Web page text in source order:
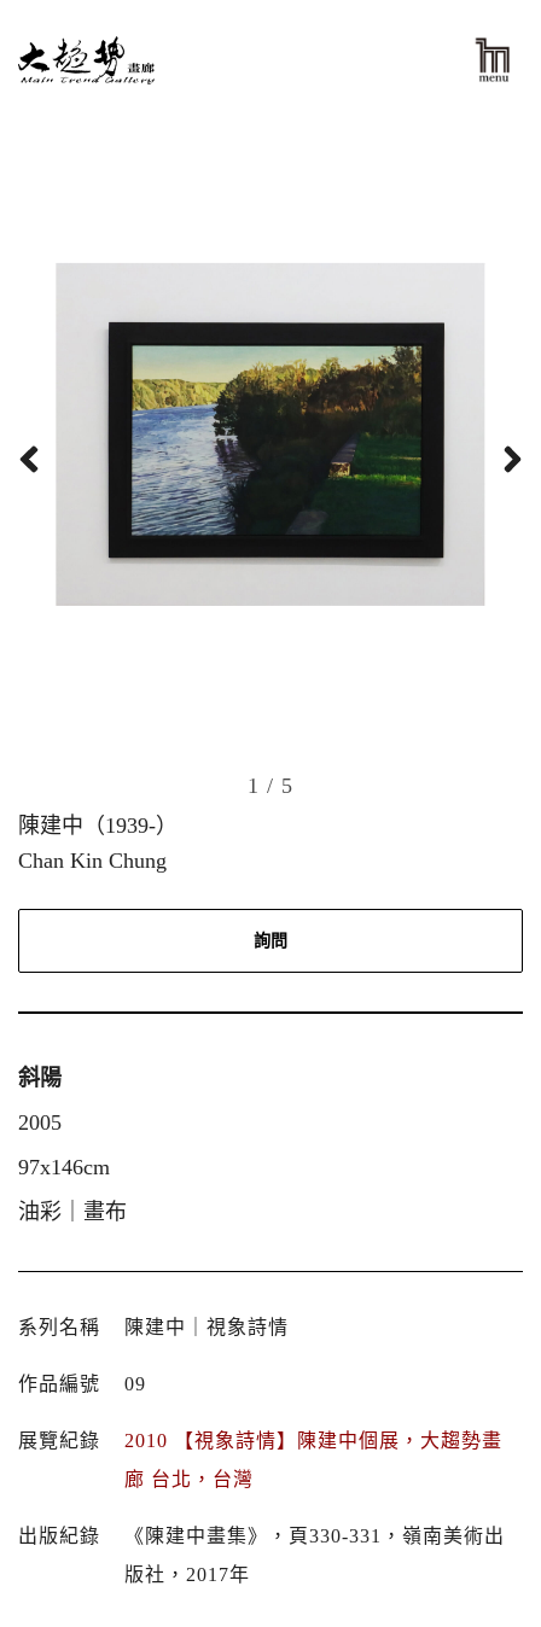
1 / 5
陳建中（1939-）
Chan Kin Chung
詢問
斜陽
2005
97x146cm
油彩｜畫布
系列名稱 陳建中｜視象詩情
作品編號 09
展覽紀錄
2010 【視象詩情】陳建中個展，大趨勢畫
廊 台北，台灣
出版紀錄
《陳建中畫集》，頁330-331，嶺南美術出
版社，2017年